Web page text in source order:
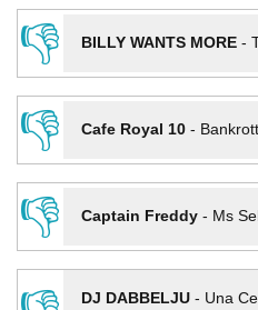
👎
BILLY WANTS MORE-
👎
Cafe Royal 10-
👎
Captain Freddy- Ms
DJ DABBELJU- Una